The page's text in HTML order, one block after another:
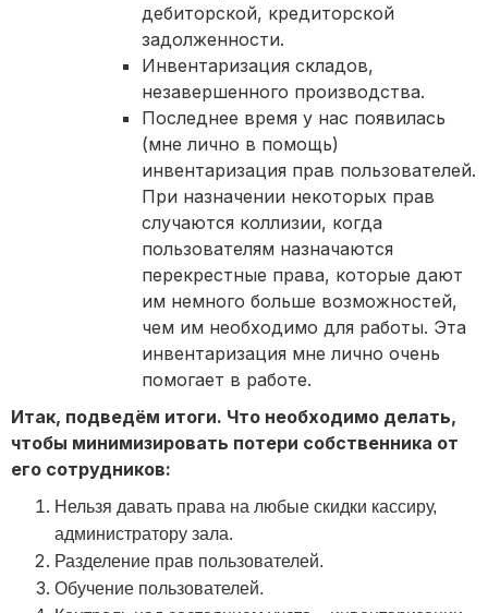
дебиторской, кредиторской
задолженности.
Инвентаризация складов,
незавершенного производства.
Последнее время у нас появилась
(мне лично в помощь)
инвентаризация прав пользователей.
При назначении некоторых прав
случаются коллизии, когда
пользователям назначаются
перекрестные права, которые дают
им немного больше возможностей,
чем им необходимо для работы. Эта
инвентаризация мне лично очень
помогает в работе.
Итак, подведём итоги. Что необходимо делать,
чтобы минимизировать потери собственника от
его сотрудников:
Нельзя давать права на любые скидки кассиру,
администратору зала.
Разделение прав пользователей.
Обучение пользователей.